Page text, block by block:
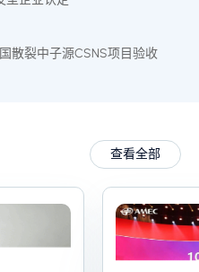
散裂中子源CSNS项目验收
查看全部